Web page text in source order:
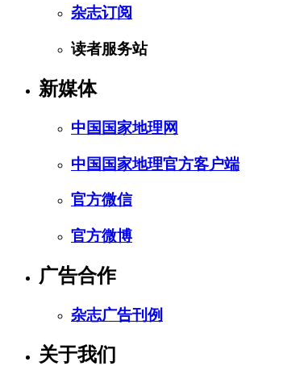
杂志订阅
读者服务站
新媒体
中国国家地理网
中国国家地理官方客户端
官方微信
官方微博
广告合作
杂志广告刊例
关于我们